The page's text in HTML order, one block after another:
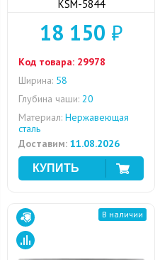
KSM-5844
18 150 ₽
Код товара: 29978
Ширина: 58
Глубина чаши: 20
Материал: Нержавеющая
сталь
Доставим: 11.08.2026
В наличии